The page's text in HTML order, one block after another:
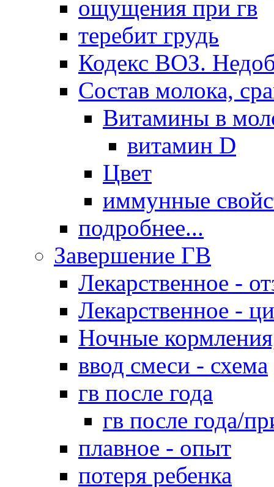
ощущения при гв
теребит грудь
Кодекс ВОЗ.
Состав молока,
Витамины в
витамин D
Цвет
иммунные
подробнее...
Завершение ГВ
Лекарственное -
Лекарственное -
Ночные
ввод смеси - схема
гв после года
гв после года/
плавное - опыт
потеря ребенка